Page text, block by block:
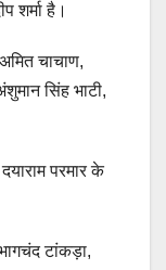
शर्मा है।
चाचाण,
सिंह भाटी,
परमार के
भागचंद टांकड़ा,